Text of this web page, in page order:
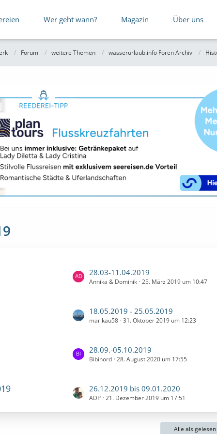
Wer geht wann? Magazin Über uns
Forum weitere Themen wasserurlaub.info Foren Archiv
L
e
t
e
i
ä
g
e
28.03-11.04.2019
Annika & Dominik 25. März 2019 um 10:47
L
e
t
e
i
18.05.2019 - 25.05.2019
marikau58 31. Oktober 2019 um 12:23
L
e
t
B
28.09.-05.10.2019
Bibinord 28. August 2020 um 17:55
L
e
t
26.12.2019 bis 09.01.2020
ADP 21. Dezember 2019 um 17:51
Alle als